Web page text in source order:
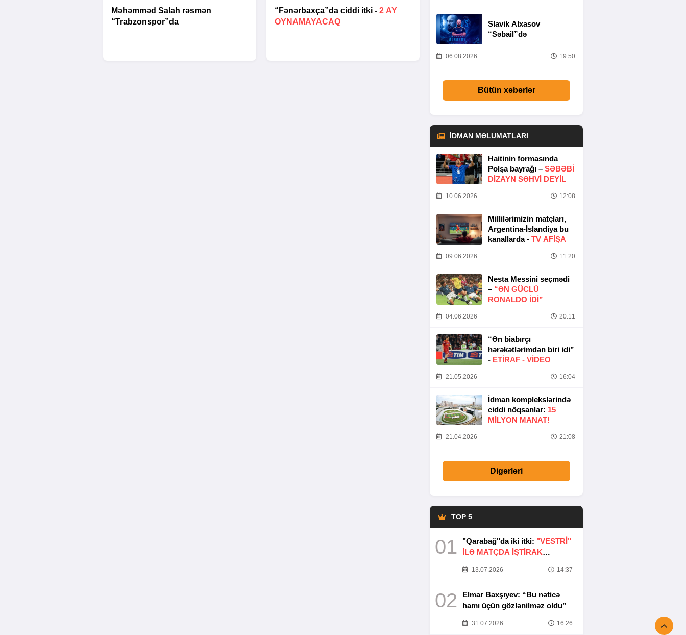
Məhəmməd Salah rəsmən
“Trabzonspor”da
“Fənərbaxça”da ciddi itki - 2 AY
OYNAMAYACAQ
Slavik Alxasov
“Səbail”də
06.08.2026 19:50
Bütün xəbərlər
İDMAN MƏLUMATLARI
Haitinin formasında
Polşa bayrağı – SƏBƏBI
DIZAYN SƏHVI DEYIL
10.06.2026 12:08
Millilərimizin matçları,
Argentina-İslandiya bu
kanallarda - TV AFİŞA
09.06.2026 11:20
Nesta Messini seçmədi
– “ƏN GÜCLÜ
RONALDO IDI”
04.06.2026 20:11
“Ən biabırçı
hərəkətlərimdən biri idi”
- ETIRAF - VİDEO
21.05.2026 16:04
İdman komplekslərində
ciddi nöqsanlar: 15
MILYON MANAT!
21.04.2026 21:08
Digərləri
TOP 5
01 "Qarabağ"da iki itki: "VESTRİ"
İLƏ MATÇDA İŞTİRAK
13.07.2026 14:37
02
Elmar Baxşıyev: “Bu nəticə
hamı üçün gözlənilməz oldu”
31.07.2026 16:26